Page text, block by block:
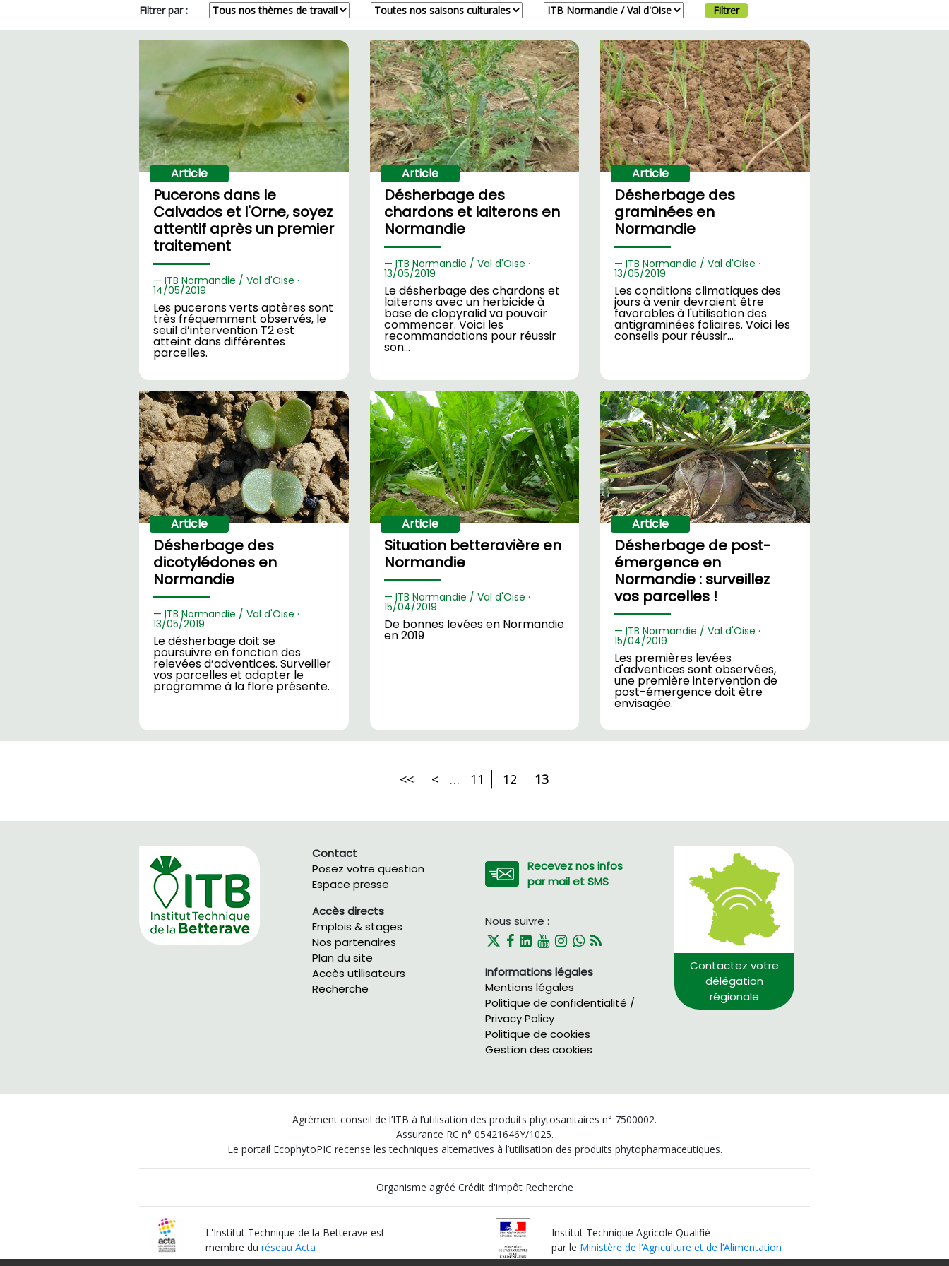
Filtrer par : Filtrer
Article
Pucerons dans le
Calvados et l'Orne, soyez
attentif après un premier
traitement
ITB Normandie / Val d'Oise ·
14/05/2019
Les pucerons verts aptères sont
très fréquemment observés, le
seuil d’intervention T2 est
atteint dans différentes
parcelles.
Article
Désherbage des
chardons et laiterons en
Normandie
ITB Normandie / Val d'Oise ·
13/05/2019
Le désherbage des chardons et
laiterons avec un herbicide à
base de clopyralid va pouvoir
commencer. Voici les
recommandations pour réussir
son…
Article
Désherbage des
graminées en
Normandie
ITB Normandie / Val d'Oise ·
13/05/2019
Les conditions climatiques des
jours à venir devraient être
favorables à l'utilisation des
antigraminées foliaires. Voici les
conseils pour réussir…
Article
Désherbage des
dicotylédones en
Normandie
ITB Normandie / Val d'Oise ·
13/05/2019
Le désherbage doit se
poursuivre en fonction des
relevées d’adventices. Surveiller
vos parcelles et adapter le
programme à la flore présente.
Article
Situation betteravière en
Normandie
ITB Normandie / Val d'Oise ·
15/04/2019
De bonnes levées en Normandie
en 2019
Article
Désherbage de post-
émergence en
Normandie : surveillez
vos parcelles !
ITB Normandie / Val d'Oise ·
15/04/2019
Les premières levées
d'adventices sont observées,
une première intervention de
post-émergence doit être
envisagée.
<< < … 11 12 13
Contactez votre
délégation
régionale
Recevez nos infos
par mail et SMS
Nous suivre :
Informations légales
Mentions légales
Politique de confidentialité /
Privacy Policy
Politique de cookies
Gestion des cookies
Contact
Posez votre question
Espace presse
Accès directs
Emplois & stages
Nos partenaires
Plan du site
Accès utilisateurs
Recherche
Agrément conseil de l’ITB à l’utilisation des produits phytosanitaires n° 7500002.
Assurance RC n° 05421646Y/1025.
Le portail EcophytoPIC recense les techniques alternatives à l’utilisation des produits phytopharmaceutiques.
Organisme agréé Crédit d'impôt Recherche
L'Institut Technique de la Betterave est
membre duréseau Acta
Institut Technique Agricole Qualifié
par le Ministère de l’Agriculture et de l’Alimentation